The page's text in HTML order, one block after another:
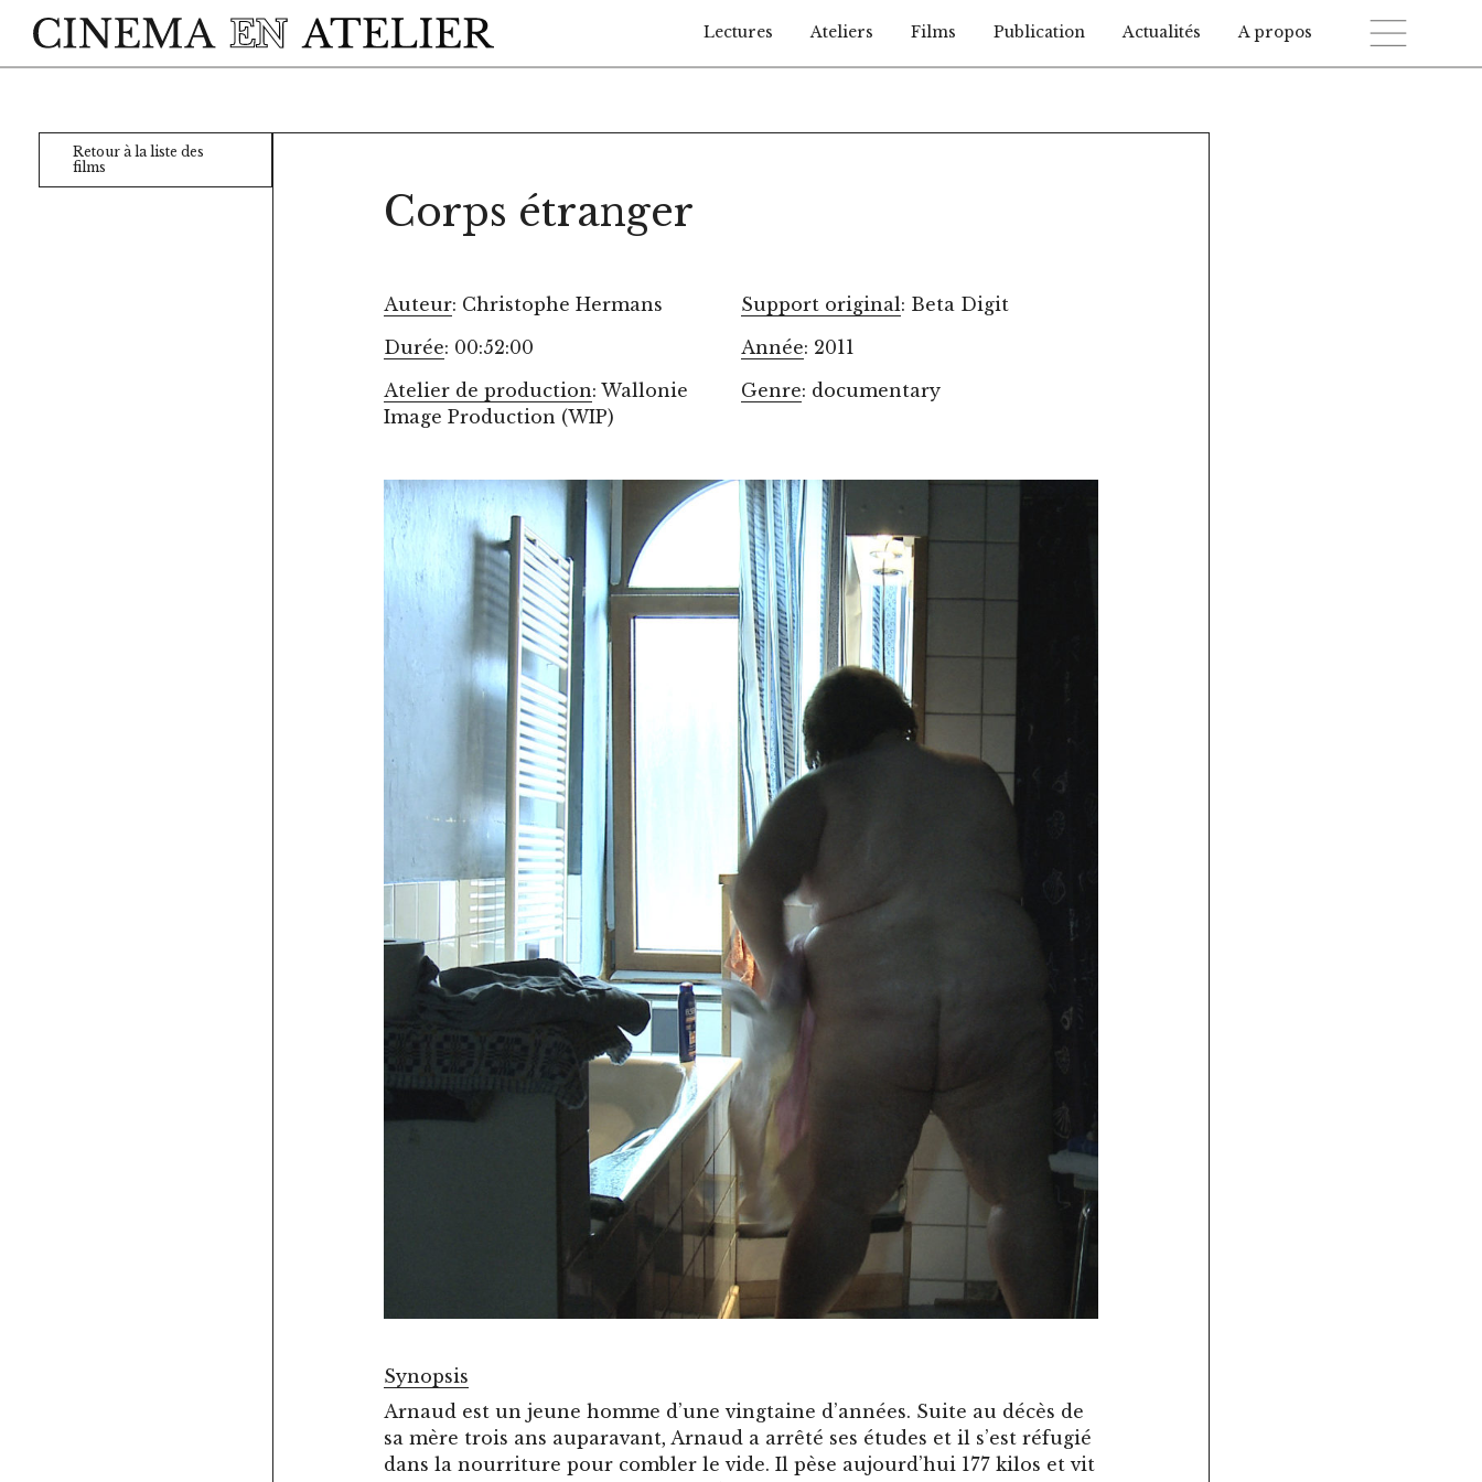
Lectures Ateliers Films Publication Actualités A propos
Retour à la liste des
films
Corps étranger
Auteur: Christophe Hermans Support original: Beta Digit
Durée: 00:52:00 Année: 2011
Atelier de production: Wallonie
Image Production (WIP)
Genre: documentary
Synopsis
Arnaud est un jeune homme d’une vingtaine d’années. Suite au décès de
sa mère trois ans auparavant, Arnaud a arrêté ses études et il s’est réfugié
dans la nourriture pour combler le vide. Il pèse aujourd’hui 177 kilos et vit